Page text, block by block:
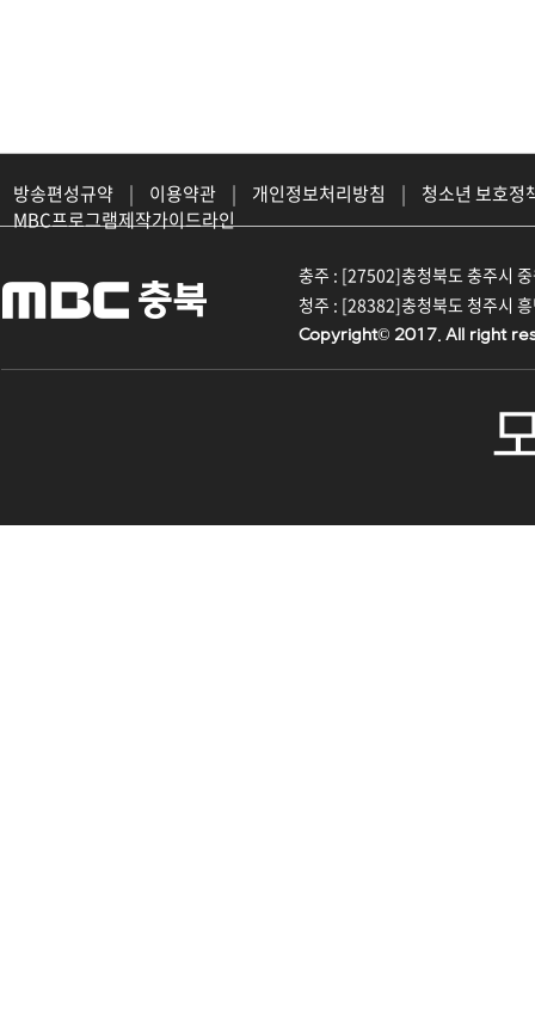
방송편성규약 | 이용약관 | 개인정보처리방침 |
청소년 보호정
MBC프로그램제작가이드라인
충주 : [27502]충청북도 충주시
청주 : [28382]충청북도 청주시
Copyright© 2017. All right